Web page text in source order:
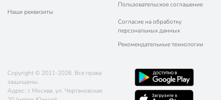
Наши реквизиты
Пользовательское соглашение
Согласие на обработку
персональных данных
Рекомендательные технологии
Copyright © 2011-2026. Все права
защищены.
Адрес: г. Москва, ул. Чертановская